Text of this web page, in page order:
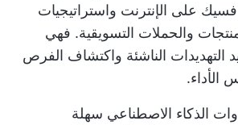
على الإنترنت واستراتيجيات
والحملات التسويقية. فهي
الناشئة واكتشاف الفرص
الأداء.
الذكاء الاصطناعي سهلة